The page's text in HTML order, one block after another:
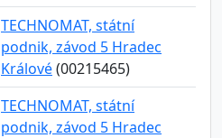
TECHNOMAT, státní
podnik, závod 5 Hradec
Králové(00215465)
TECHNOMAT, státní
podnik, závod 5 Hradec